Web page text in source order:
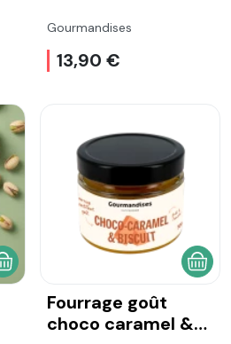
Gourmandises
13,90 €
AJOUTER AU PANIER
Fourrage goût
choco caramel &